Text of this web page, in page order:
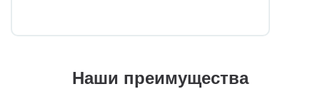
Наши преимущества